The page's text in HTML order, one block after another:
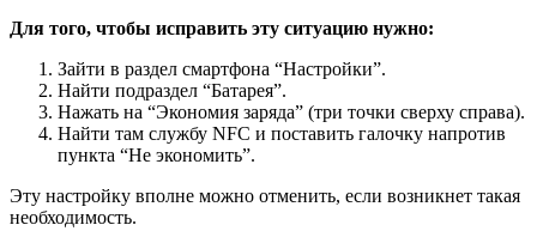
Для того, чтобы исправить эту ситуацию нужно:
Зайти в раздел смартфона “Настройки”.
Найти подраздел “Батарея”.
Нажать на “Экономия заряда” (три точки сверху справа).
Найти там службу NFC и поставить галочку напротив
пункта “Не экономить”.
Эту настройку вполне можно отменить, если возникнет такая
необходимость.